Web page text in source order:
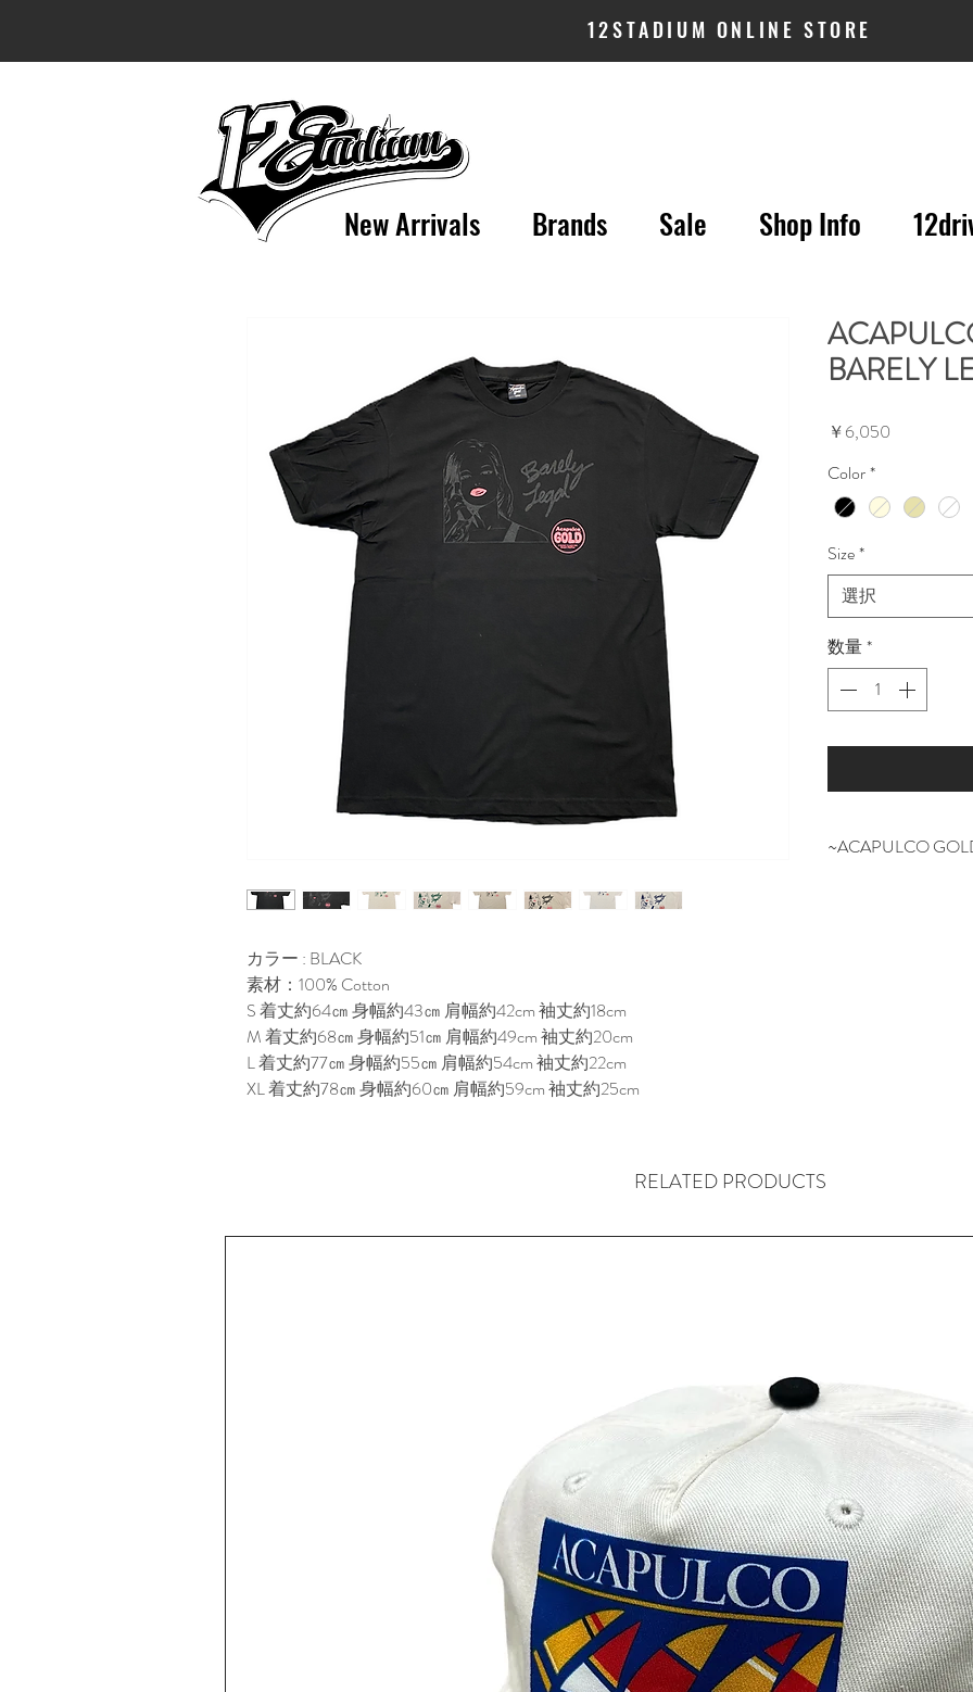
12STADIUM ONLINE STORE
New Arrivals Brands Sale Shop Info
カラー : BLACK
素材：100% Cotton
S 着丈約64㎝ 身幅約43㎝ 肩幅約42cm 袖丈約18cm
M 着丈約68㎝ 身幅約51㎝ 肩幅約49cm 袖丈約20cm
L 着丈約77㎝ 身幅約55㎝ 肩幅約54cm 袖丈約22cm
XL 着丈約78㎝ 身幅約60㎝ 肩幅約59cm 袖丈約25cm
BARELY
￥6,050
Color*
Size*
選択
数量*
~ACAPULCO
RELATED PRODUCTS